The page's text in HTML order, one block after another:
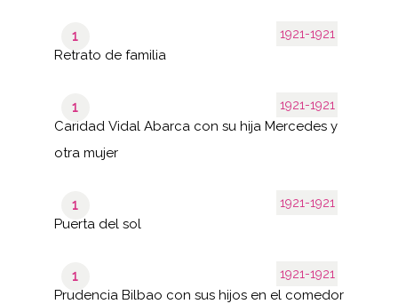
1921-1921
1
Retrato de familia
1921-1921
1
Caridad Vidal Abarca con su hija Mercedes y
otra mujer
1921-1921
1
Puerta del sol
1921-1921
1
Prudencia Bilbao con sus hijos en el comedor